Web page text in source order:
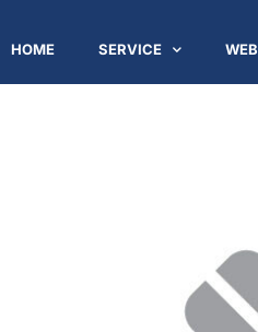
HOME SERVICE